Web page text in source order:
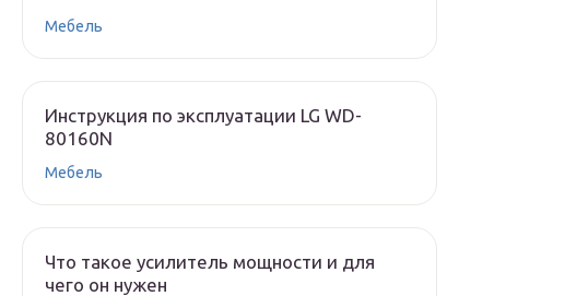
Мебель
Инструкция по эксплуатации LG WD-
80160N
Мебель
Что такое усилитель мощности и для
чего он нужен